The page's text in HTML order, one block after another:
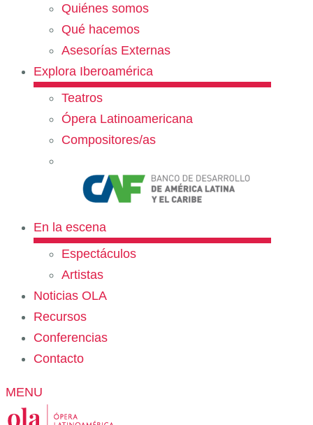
Quiénes somos
Qué hacemos
Asesorías Externas
Explora Iberoamérica
Teatros
Ópera Latinoamericana
Compositores/as
En la escena
Espectáculos
Artistas
Noticias OLA
Recursos
Conferencias
Contacto
MENU